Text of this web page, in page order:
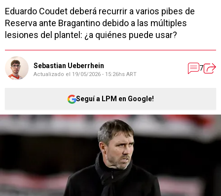
Eduardo Coudet deberá recurrir a varios pibes de
Reserva ante Bragantino debido a las múltiples
lesiones del plantel: ¿a quiénes puede usar?
Sebastian Ueberrhein
Actualizado el 19/05/2026 - 15:26hs ART
7
Seguí a LPM en Google!